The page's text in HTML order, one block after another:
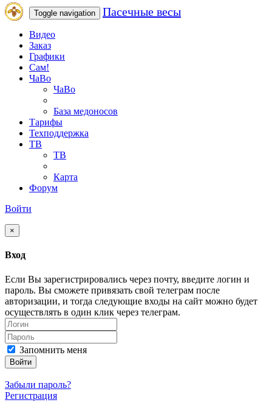
Toggle navigation Пасечные весы
Видео
Заказ
Графики
Сам!
ЧаВо
ЧаВо
База медоносов
Тарифы
Техподдержка
ТВ
ТВ
Карта
Форум
Войти
×
Вход
Если Вы зарегистрировались через почту, введите логин и
пароль. Вы сможете привязать свой телеграм после
авторизации, и тогда следующие входы на сайт можно будет
осуществлять в один клик через телеграм.
Запомнить меня
Войти
Забыли пароль?
Регистрация